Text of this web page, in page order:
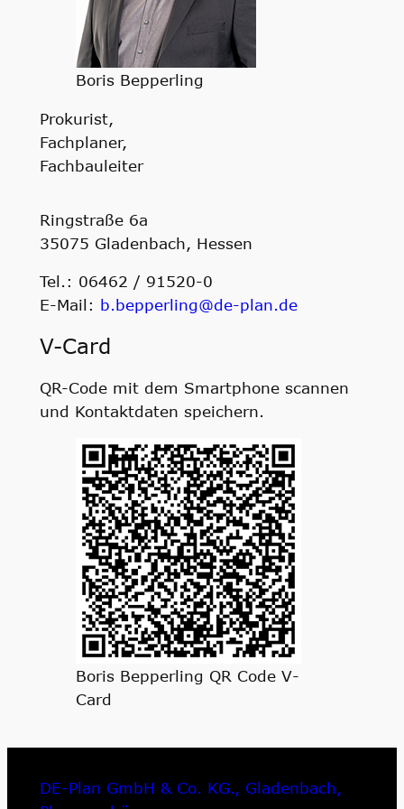
Boris Bepperling
Prokurist,
Fachplaner,
Fachbauleiter
Ringstraße 6a
35075 Gladenbach, Hessen
Tel.: 06462 / 91520-0
E-Mail: b.bepperling@de-plan.de
V-Card
QR-Code mit dem Smartphone scannen
und Kontaktdaten speichern.
Boris Bepperling QR Code V-
Card
DE-Plan GmbH & Co. KG., Gladenbach,